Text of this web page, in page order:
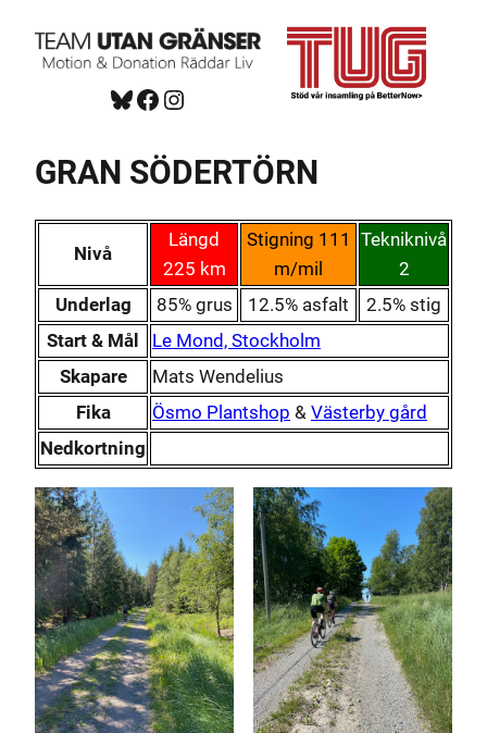
Bluesky Facebook https://www.instagram.com/tug_ck/
GRAN SÖDERTÖRN
Nivå
Längd
225 km
Stigning 111
m/mil
Tekniknivå
2
Underlag
85% grus 12.5% asfalt
2.5% stig
Start & Mål
Le Mond, Stockholm
Skapare
Mats Wendelius
Fika
Ösmo Plantshop & Västerby gård
Nedkortning